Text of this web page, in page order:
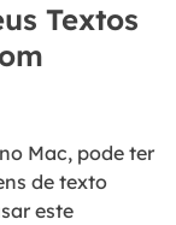
Textos
Mac, pode ter
de texto
este